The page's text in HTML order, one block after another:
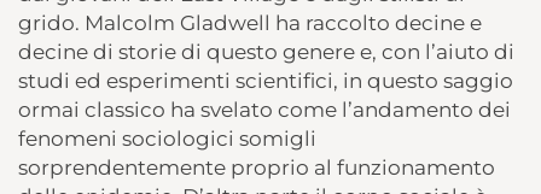
grido. Malcolm Gladwell ha raccolto decine e
decine di storie di questo genere e, con l’aiuto di
studi ed esperimenti scientifici, in questo saggio
ormai classico ha svelato come l’andamento dei
fenomeni sociologici somigli
sorprendentemente proprio al funzionamento